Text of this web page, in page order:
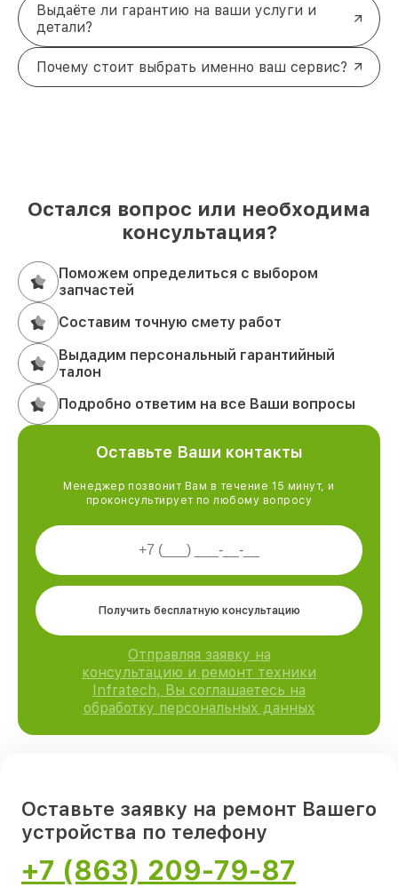
Выдаёте ли гарантию на ваши услуги и
детали?
Почему стоит выбрать именно ваш сервис?
Остался вопрос или необходима
консультация?
Поможем определиться с выбором
запчастей
Составим точную смету работ
Выдадим персональный гарантийный
талон
Подробно ответим на все Ваши вопросы
Оставьте Ваши контакты
Менеджер позвонит Вам в течение 15 минут, и
проконсультирует по любому вопросу
Получить бесплатную консультацию
Отправляя заявку на
консультацию и ремонт техники
Infratech, Вы соглашаетесь на
обработку персональных данных
Оставьте заявку на ремонт Вашего
устройства по телефону
+7 (863) 209-79-87